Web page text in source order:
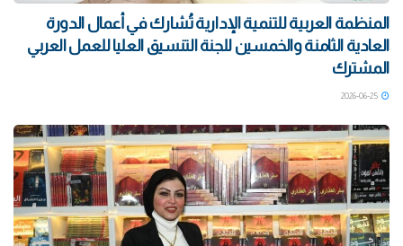
المنظمة العربية للتنمية الإدارية تُشارك في أعمال الدورة
العادية الثامنة والخمسين للجنة التنسيق العليا للعمل العربي
المشترك